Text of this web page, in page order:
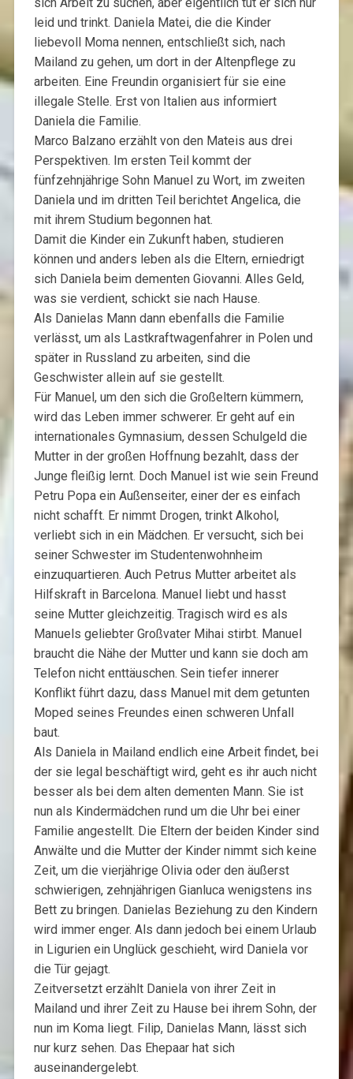
leid und trinkt. Daniela Matei, die die Kinder
liebevoll Moma nennen, entschließt sich, nach
Mailand zu gehen, um dort in der Altenpflege zu
arbeiten. Eine Freundin organisiert für sie eine
illegale Stelle. Erst von Italien aus informiert
Daniela die Familie.
Marco Balzano erzählt von den Mateis aus drei
Perspektiven. Im ersten Teil kommt der
fünfzehnjährige Sohn Manuel zu Wort, im zweiten
Daniela und im dritten Teil berichtet Angelica, die
mit ihrem Studium begonnen hat.
Damit die Kinder ein Zukunft haben, studieren
können und anders leben als die Eltern, erniedrigt
sich Daniela beim dementen Giovanni. Alles Geld,
was sie verdient, schickt sie nach Hause.
Als Danielas Mann dann ebenfalls die Familie
verlässt, um als Lastkraftwagenfahrer in Polen und
später in Russland zu arbeiten, sind die
Geschwister allein auf sie gestellt.
Für Manuel, um den sich die Großeltern kümmern,
wird das Leben immer schwerer. Er geht auf ein
internationales Gymnasium, dessen Schulgeld die
Mutter in der großen Hoffnung bezahlt, dass der
Junge fleißig lernt. Doch Manuel ist wie sein Freund
Petru Popa ein Außenseiter, einer der es einfach
nicht schafft. Er nimmt Drogen, trinkt Alkohol,
verliebt sich in ein Mädchen. Er versucht, sich bei
seiner Schwester im Studentenwohnheim
einzuquartieren. Auch Petrus Mutter arbeitet als
Hilfskraft in Barcelona. Manuel liebt und hasst
seine Mutter gleichzeitig. Tragisch wird es als
Manuels geliebter Großvater Mihai stirbt. Manuel
braucht die Nähe der Mutter und kann sie doch am
Telefon nicht enttäuschen. Sein tiefer innerer
Konflikt führt dazu, dass Manuel mit dem getunten
Moped seines Freundes einen schweren Unfall
baut.
Als Daniela in Mailand endlich eine Arbeit findet, bei
der sie legal beschäftigt wird, geht es ihr auch nicht
besser als bei dem alten dementen Mann. Sie ist
nun als Kindermädchen rund um die Uhr bei einer
Familie angestellt. Die Eltern der beiden Kinder sind
Anwälte und die Mutter der Kinder nimmt sich keine
Zeit, um die vierjährige Olivia oder den äußerst
schwierigen, zehnjährigen Gianluca wenigstens ins
Bett zu bringen. Danielas Beziehung zu den Kindern
wird immer enger. Als dann jedoch bei einem Urlaub
in Ligurien ein Unglück geschieht, wird Daniela vor
die Tür gejagt.
Zeitversetzt erzählt Daniela von ihrer Zeit in
Mailand und ihrer Zeit zu Hause bei ihrem Sohn, der
nun im Koma liegt. Filip, Danielas Mann, lässt sich
nur kurz sehen. Das Ehepaar hat sich
auseinandergelebt.